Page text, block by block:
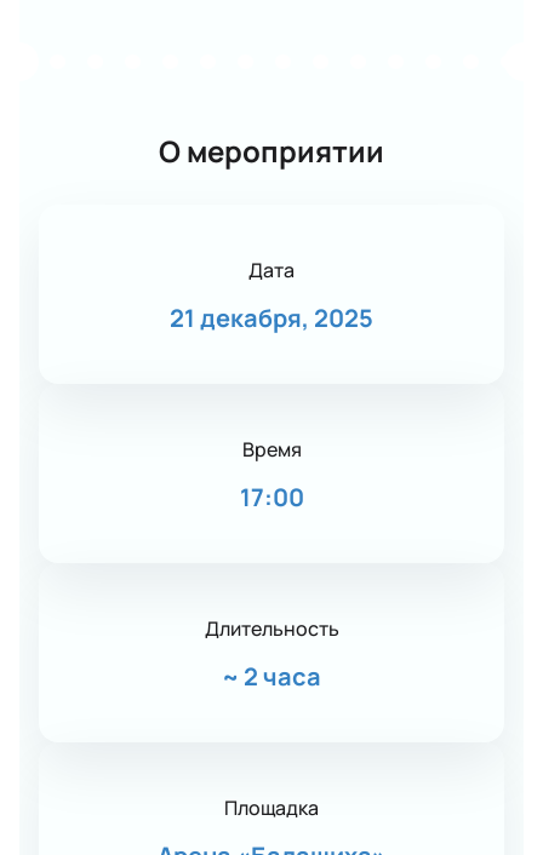
О мероприятии
Дата
21 декабря, 2025
Время
17:00
Длительность
~ 2 часа
Площадка